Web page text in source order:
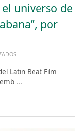
universo de
por
Latin Beat Film
...